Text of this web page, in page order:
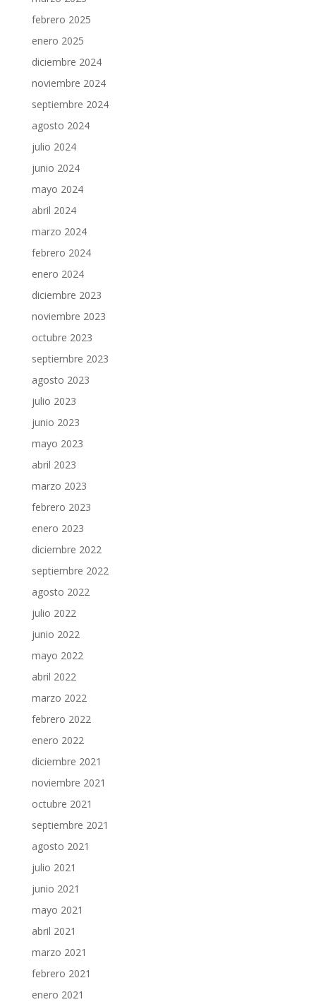
febrero 2025
enero 2025
diciembre 2024
noviembre 2024
septiembre 2024
agosto 2024
julio 2024
junio 2024
mayo 2024
abril 2024
marzo 2024
febrero 2024
enero 2024
diciembre 2023
noviembre 2023
octubre 2023
septiembre 2023
agosto 2023
julio 2023
junio 2023
mayo 2023
abril 2023
marzo 2023
febrero 2023
enero 2023
diciembre 2022
septiembre 2022
agosto 2022
julio 2022
junio 2022
mayo 2022
abril 2022
marzo 2022
febrero 2022
enero 2022
diciembre 2021
noviembre 2021
octubre 2021
septiembre 2021
agosto 2021
julio 2021
junio 2021
mayo 2021
abril 2021
marzo 2021
febrero 2021
enero 2021